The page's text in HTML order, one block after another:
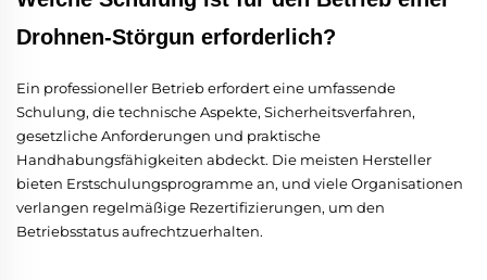
Drohnen-Störgun erforderlich?
Ein professioneller Betrieb erfordert eine umfassende
Schulung, die technische Aspekte, Sicherheitsverfahren,
gesetzliche Anforderungen und praktische
Handhabungsfähigkeiten abdeckt. Die meisten Hersteller
bieten Erstschulungsprogramme an, und viele Organisationen
verlangen regelmäßige Rezertifizierungen, um den
Betriebsstatus aufrechtzuerhalten.